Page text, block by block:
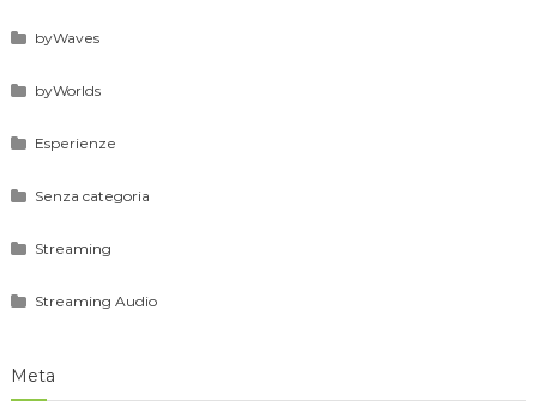
byWaves
byWorlds
Esperienze
Senza categoria
Streaming
Streaming Audio
Meta